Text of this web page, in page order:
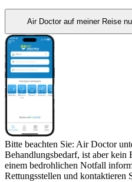
Air Doctor auf meiner Reise
Bitte beachten Sie: Air Doctor
Behandlungsbedarf, ist aber
einem bedrohlichen Notfall
Rettungsstellen und kontaktieren